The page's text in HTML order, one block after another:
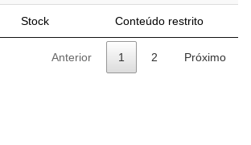
Stock Conteúdo restrito
Anterior 1 2 Próximo